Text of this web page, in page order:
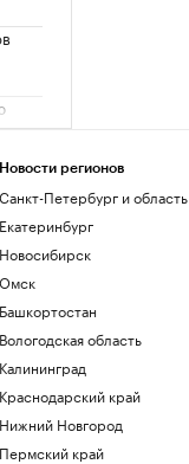
Новости регионов
Санкт-Петербург и область
Екатеринбург
Новосибирск
Омск
Башкортостан
Вологодская область
Калининград
Краснодарский край
Нижний Новгород
Пермский край